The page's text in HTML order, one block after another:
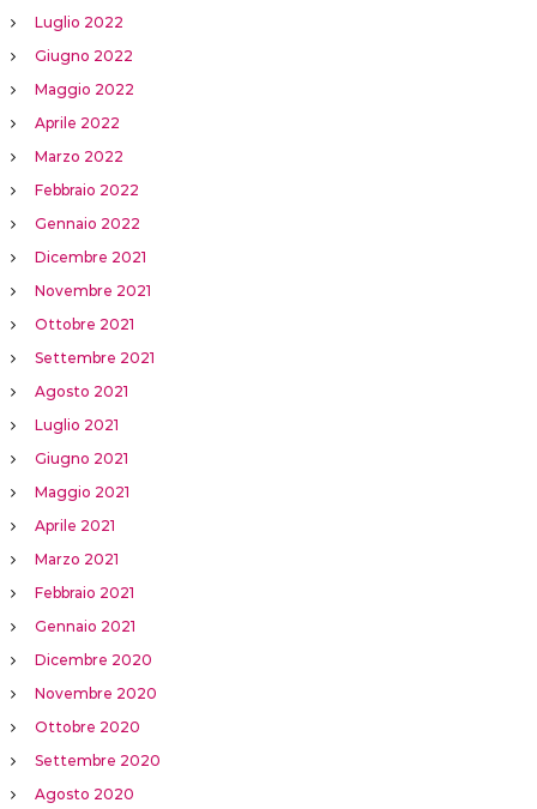
Luglio 2022
Giugno 2022
Maggio 2022
Aprile 2022
Marzo 2022
Febbraio 2022
Gennaio 2022
Dicembre 2021
Novembre 2021
Ottobre 2021
Settembre 2021
Agosto 2021
Luglio 2021
Giugno 2021
Maggio 2021
Aprile 2021
Marzo 2021
Febbraio 2021
Gennaio 2021
Dicembre 2020
Novembre 2020
Ottobre 2020
Settembre 2020
Agosto 2020